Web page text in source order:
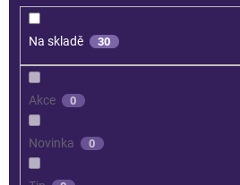
Na skladě 30
Akce 0
Novinka 0